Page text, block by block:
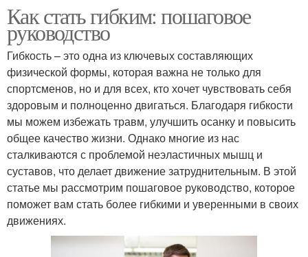
Как стать гибким: пошаговое
руководство
Гибкость – это одна из ключевых составляющих
физической формы, которая важна не только для
спортсменов, но и для всех, кто хочет чувствовать себя
здоровым и полноценно двигаться. Благодаря гибкости
мы можем избежать травм, улучшить осанку и повысить
общее качество жизни. Однако многие из нас
сталкиваются с проблемой неэластичных мышц и
суставов, что делает движение затруднительным. В этой
статье мы рассмотрим пошаговое руководство, которое
поможет вам стать более гибкими и уверенными в своих
движениях.